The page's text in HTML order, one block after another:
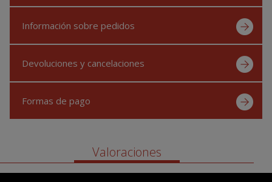
Información sobre pedidos
Devoluciones y cancelaciones
Formas de pago
Valoraciones